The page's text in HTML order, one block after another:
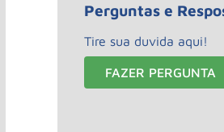
Perguntas e
Tire sua duvida aqui!
FAZER PERGUNTA